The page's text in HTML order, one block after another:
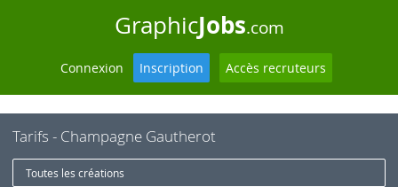
GraphicJobs.com
Connexion Inscription Accès recruteurs
Tarifs - Champagne Gautherot
Toutes les créations